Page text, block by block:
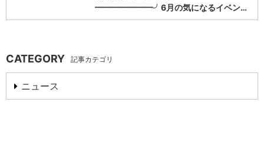
━━━━━━━╯6月の気になるイベン…
CATEGORY 記事カテゴリ
ニュース